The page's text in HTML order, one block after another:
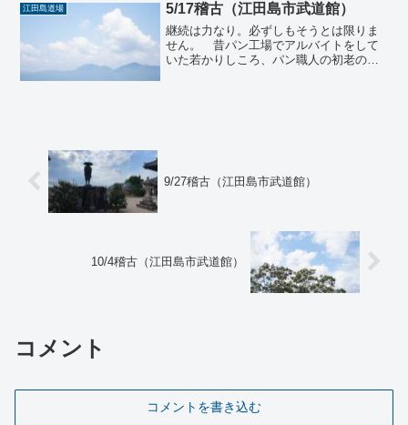
マホが普及して、スマホなしでは暮らせ
ない世の中が整備されてい...
江田島道場 5/17稽古（江田島市武道館）
継続は力なり。必ずしもそうとは限りま
せん。 昔パン工場でアルバイトをして
いた若かりしころ、パン職人の初老の方
9/27稽古（江田島市武道館）
10/4稽古（江田島市武道館）
コメント
コメントを書き込む